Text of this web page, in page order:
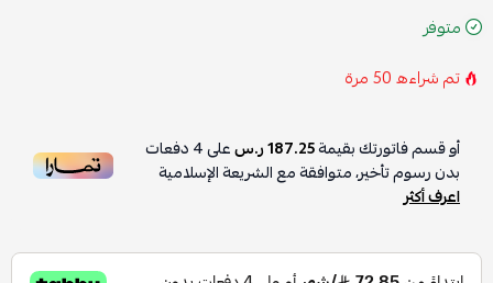
متوفر
تم شراءه50مرة
أو قسم فاتورتك بقيمة187.25 ر.س على4دفعات
بدون رسوم تأخير، متوافقة مع الشريعة الإسلامية
اعرف أكثر